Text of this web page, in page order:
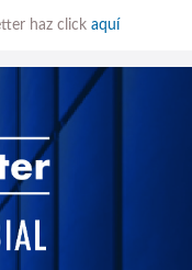
haz click aquí